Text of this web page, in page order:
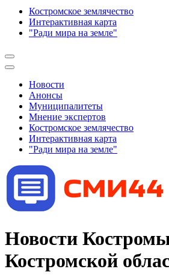
Костромское землячество
Интерактивная карта
"Ради мира на земле"
Новости
Анонсы
Муниципалитеты
Мнение экспертов
Костромское землячество
Интерактивная карта
"Ради мира на земле"
Новости
Костромской